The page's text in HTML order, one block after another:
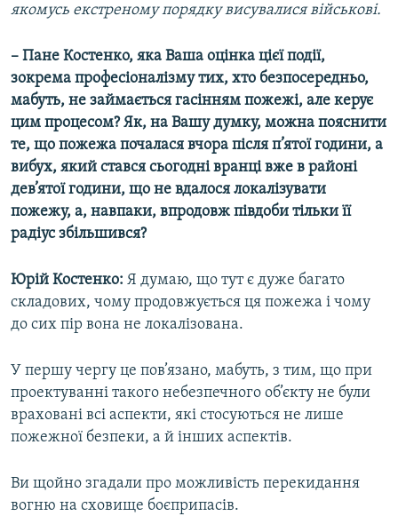
якомусь екстреному порядку висувалися військові.
– Пане Костенко, яка Ваша оцінка цієї події,
зокрема професіоналізму тих, хто безпосередньо,
мабуть, не займається гасінням пожежі, але керує
цим процесом? Як, на Вашу думку, можна пояснити
те, що пожежа почалася вчора після п’ятої години, а
вибух, який стався сьогодні вранці вже в районі
дев’ятої години, що не вдалося локалізувати
пожежу, а, навпаки, впродовж півдоби тільки її
радіус збільшився?
Юрій Костенко: Я думаю, що тут є дуже багато
складових, чому продовжується ця пожежа і чому
до сих пір вона не локалізована.
У першу чергу це пов’язано, мабуть, з тим, що при
проектуванні такого небезпечного об’єкту не були
враховані всі аспекти, які стосуються не лише
пожежної безпеки, а й інших аспектів.
Ви щойно згадали про можливість перекидання
вогню на сховище боєприпасів.